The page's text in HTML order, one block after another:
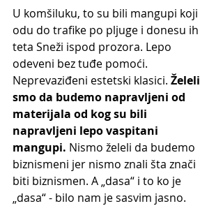
U komšiluku, to su bili mangupi koji
odu do trafike po pljuge i donesu ih
teta Sneži ispod prozora. Lepo
odeveni bez tuđe pomoći.
Neprevaziđeni estetski klasici. Želeli
smo da budemo napravljeni od
materijala od kog su bili
napravljeni lepo vaspitani
mangupi. Nismo želeli da budemo
biznismeni jer nismo znali šta znači
biti biznismen. A „dasa“ i to ko je
„dasa“ - bilo nam je sasvim jasno.